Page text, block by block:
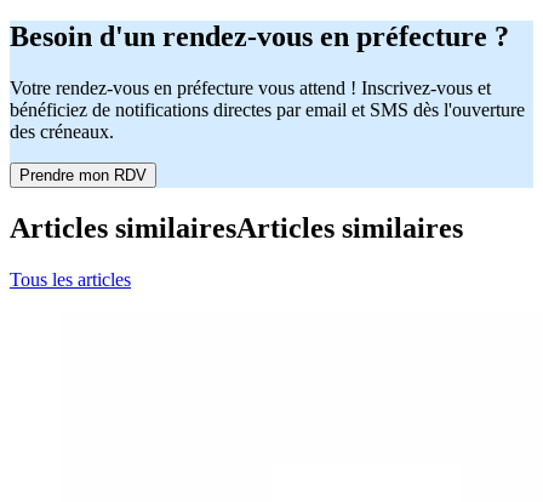
Besoin d'un rendez-vous en préfecture ?
Votre rendez-vous en préfecture vous attend ! Inscrivez-vous et
bénéficiez de notifications directes par email et SMS dès l'ouverture
des créneaux.
Prendre mon RDV
Articles similairesArticles similaires
Tous les articles